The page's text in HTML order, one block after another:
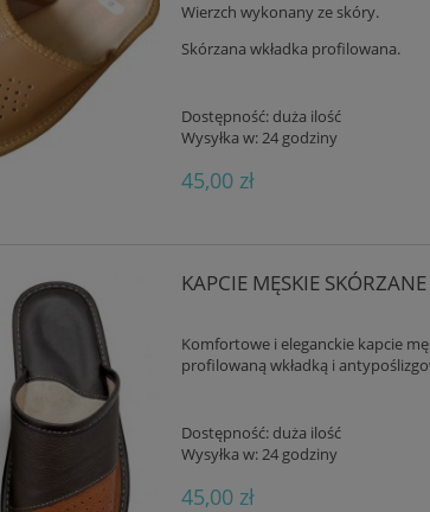
Wierzch wykonany ze skóry.
Skórzana wkładka profilowana.
Dostępność: duża ilość
Wysyłka w:24 godziny
45,00 zł
KAPCIE MĘSKIE
Komfortowe i eleganckie kapcie
profilowaną wkładką i
Dostępność: duża ilość
Wysyłka w: 24 godziny
45,00 zł